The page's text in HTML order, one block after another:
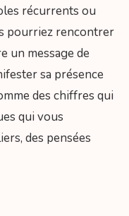
récurrents ou
pourriez rencontrer
un message de
sa présence
des chiffres qui
qui vous
des pensées